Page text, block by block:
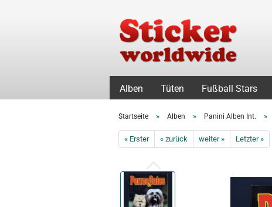
Alben Tüten Fußball Stars
Startseite » Alben » Panini Alben Int. »
« Erster « zurück weiter » Letzter »